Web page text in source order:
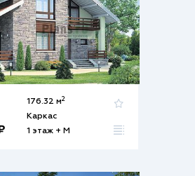
176.32 м2
Каркас
1 этаж + М